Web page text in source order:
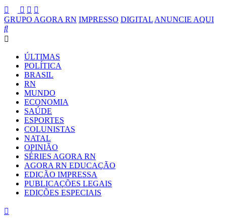
GRUPO AGORA RN IMPRESSO DIGITAL ANUNCIE AQUI
ÚLTIMAS
POLÍTICA
BRASIL
RN
MUNDO
ECONOMIA
SAÚDE
ESPORTES
COLUNISTAS
NATAL
OPINIÃO
SÉRIES AGORA RN
AGORA RN EDUCAÇÃO
EDIÇÃO IMPRESSA
PUBLICAÇÕES LEGAIS
EDIÇÕES ESPECIAIS